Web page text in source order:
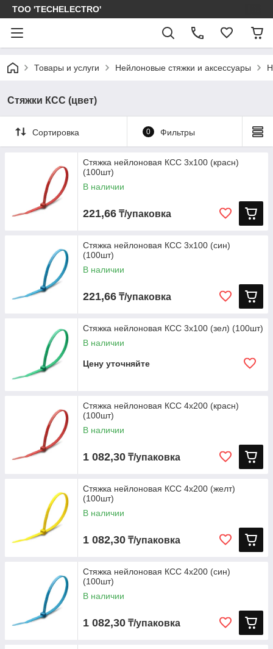
ТОО 'TECHELECTRO'
Товары и услуги Нейлоновые стяжки и аксессуары
Стяжки КСС (цвет)
Сортировка 0 Фильтры
Стяжка нейлоновая КСС 3х100 (красн)
(100шт)
В наличии
221,66 ₸/упаковка
Стяжка нейлоновая КСС 3х100 (син)
(100шт)
В наличии
221,66 ₸/упаковка
Стяжка нейлоновая КСС 3х100 (зел) (100шт)
В наличии
Цену уточняйте
Стяжка нейлоновая КСС 4х200 (красн)
(100шт)
В наличии
1 082,30 ₸/упаковка
Стяжка нейлоновая КСС 4х200 (желт)
(100шт)
В наличии
1 082,30 ₸/упаковка
Стяжка нейлоновая КСС 4х200 (син)
(100шт)
В наличии
1 082,30 ₸/упаковка